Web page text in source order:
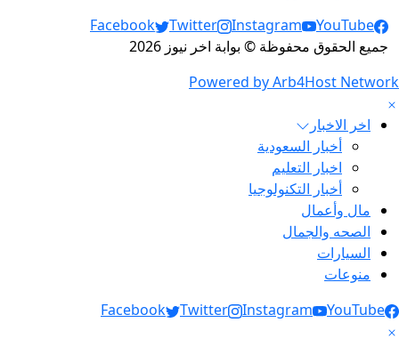
Social Links
Facebook Twitter Instagram
YouTube
جميع الحقوق محفوظة © بوابة اخر نيوز 2026
Powered by Arb4Host Network
اخر الاخبار
أخبار السعودية
اخبار التعليم
أخبار التكنولوجيا
مال وأعمال
الصحه والجمال
السيارات
منوعات
Social Links
Facebook Twitter Instagram YouTube